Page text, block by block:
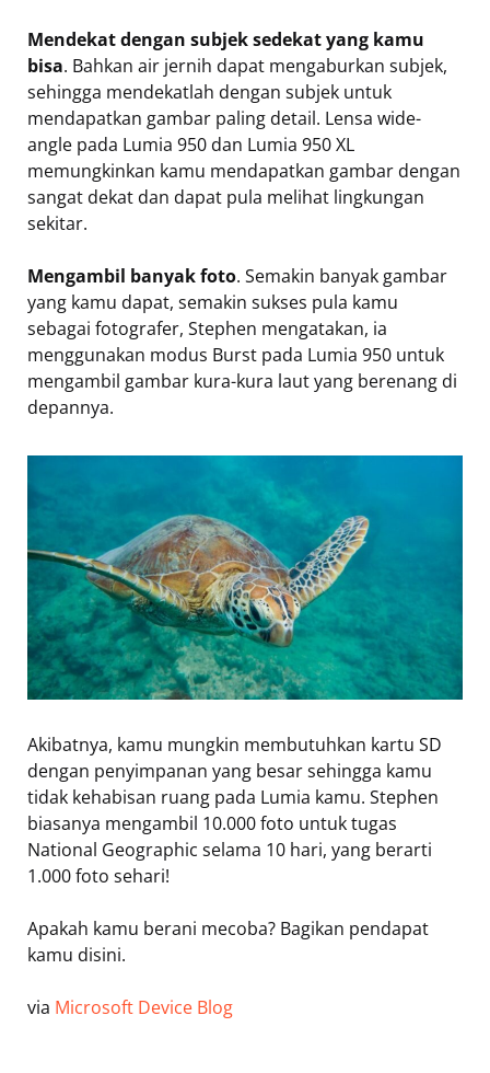
Mendekat dengan subjek sedekat yang kamu
bisa. Bahkan air jernih dapat mengaburkan subjek,
sehingga mendekatlah dengan subjek untuk
mendapatkan gambar paling detail. Lensa wide-
angle pada Lumia 950 dan Lumia 950 XL
memungkinkan kamu mendapatkan gambar dengan
sangat dekat dan dapat pula melihat lingkungan
sekitar.
Mengambil banyak foto. Semakin banyak gambar
yang kamu dapat, semakin sukses pula kamu
sebagai fotografer, Stephen mengatakan, ia
menggunakan modus Burst pada Lumia 950 untuk
mengambil gambar kura-kura laut yang berenang di
depannya.
Akibatnya, kamu mungkin membutuhkan kartu SD
dengan penyimpanan yang besar sehingga kamu
tidak kehabisan ruang pada Lumia kamu. Stephen
biasanya mengambil 10.000 foto untuk tugas
National Geographic selama 10 hari, yang berarti
1.000 foto sehari!
Apakah kamu berani mecoba? Bagikan pendapat
kamu disini.
via Microsoft Device Blog